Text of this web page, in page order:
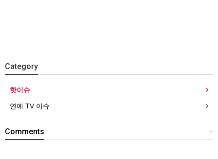
Category
핫이슈
연예 TV 이슈
+
Comments